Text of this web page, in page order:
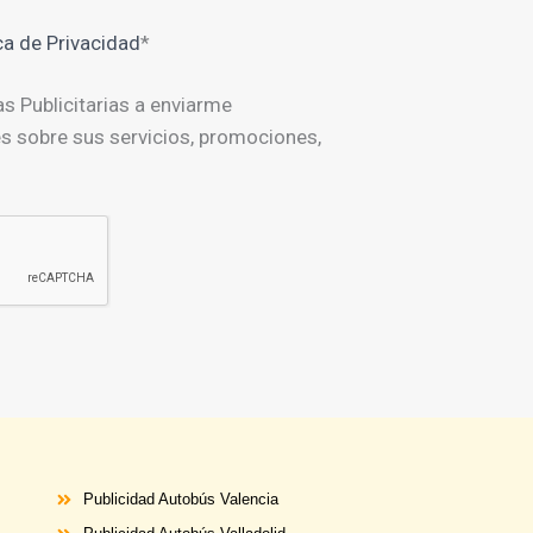
de Privacidad*
Publicitarias a enviarme
sobre sus servicios, promociones,
Publicidad Autobús Valencia